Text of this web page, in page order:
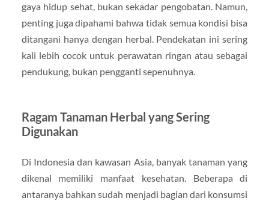
gaya hidup sehat, bukan sekadar pengobatan. Namun,
penting juga dipahami bahwa tidak semua kondisi bisa
ditangani hanya dengan herbal. Pendekatan ini sering
kali lebih cocok untuk perawatan ringan atau sebagai
pendukung, bukan pengganti sepenuhnya.
Ragam Tanaman Herbal yang Sering
Digunakan
Di Indonesia dan kawasan Asia, banyak tanaman yang
dikenal memiliki manfaat kesehatan. Beberapa di
antaranya bahkan sudah menjadi bagian dari konsumsi